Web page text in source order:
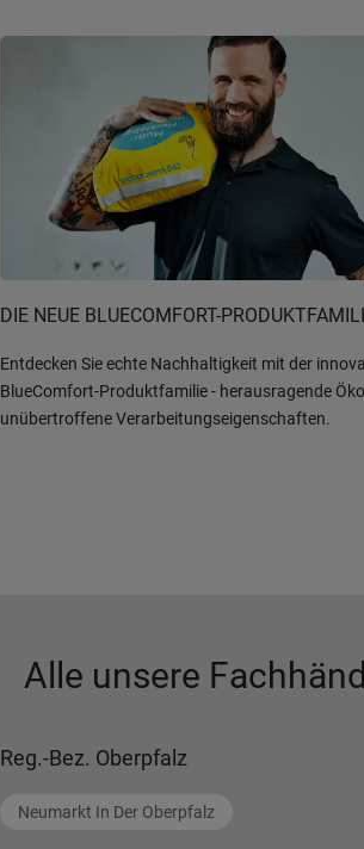
DIE NEUE BLUECOMFORT-
Entdecken Sie echte Nachhaltigkeit mit der
BlueComfort-Produktfamilie - herausragende
unübertroffene Verarbeitungseigenschaften.
Alle unsere
Reg.-Bez. Oberpfalz
Neumarkt In Der Oberpfalz